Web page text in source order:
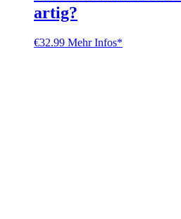
artig?
€32.99 Mehr Infos*